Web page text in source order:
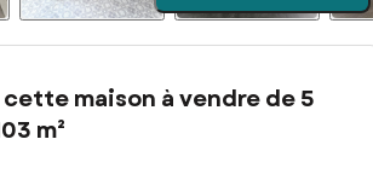
maison à vendre de 5
m²